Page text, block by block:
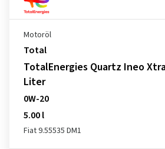
Motoröl
Total
TotalEnergies Quartz Ineo
Liter
0W-20
5.00 l
Fiat 9.55535 DM1